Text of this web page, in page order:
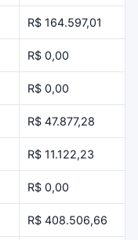
R$ 164.597,01
R$ 0,00
R$ 0,00
R$ 47.877,28
R$ 11.122,23
R$ 0,00
R$ 408.506,66